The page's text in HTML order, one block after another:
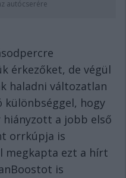
autócserére
érkezőket, de végül
haladni változatlan
különbséggel, hogy
a jobb első
orrkúpja is
megkapta ezt a hírt
is